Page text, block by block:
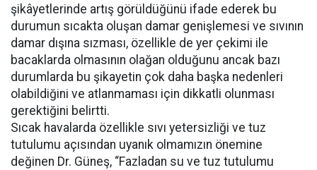
şikâyetlerinde artış görüldüğünü ifade ederek bu
durumun sıcakta oluşan damar genişlemesi ve sıvının
damar dışına sızması, özellikle de yer çekimi ile
bacaklarda olmasının olağan olduğunu ancak bazı
durumlarda bu şikayetin çok daha başka nedenleri
olabildiğini ve atlanmaması için dikkatli olunması
gerektiğini belirtti.
Sıcak havalarda özellikle sıvı yetersizliği ve tuz
tutulumu açısından uyanık olmamızın önemine
değinen Dr. Güneş, “Fazladan su ve tuz tutulumu